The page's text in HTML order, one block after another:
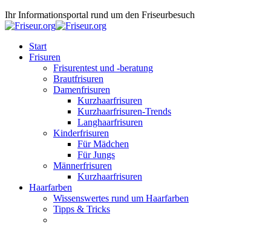
Ihr Informationsportal rund um den Friseurbesuch
Start
Frisuren
Frisurentest und -beratung
Brautfrisuren
Damenfrisuren
Kurzhaarfrisuren
Kurzhaarfrisuren-Trends
Langhaarfrisuren
Kinderfrisuren
Für Mädchen
Für Jungs
Männerfrisuren
Kurzhaarfrisuren
Haarfarben
Wissenswertes rund um Haarfarben
Tipps & Tricks